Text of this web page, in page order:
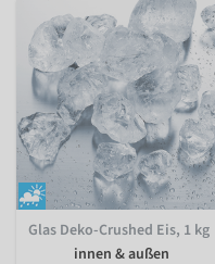
Glas Deko-Crushed Eis, 1 kg
innen & außen